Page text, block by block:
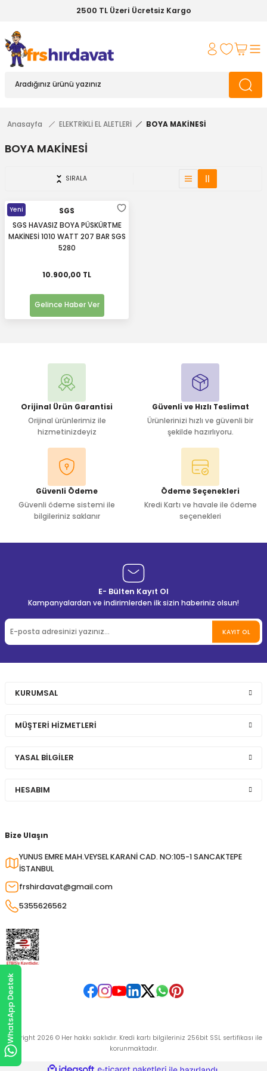
2500 TL Üzeri Ücretsiz Kargo
Anasayfa ELEKTRİKLİ EL ALETLERİ BOYA MAKİNESİ
BOYA MAKİNESİ
SIRALA
Yeni
SGS
SGS HAVASIZ BOYA PÜSKÜRTME
MAKİNESİ 1010 WATT 207 BAR SGS
5280
10.900,00 TL
Gelince Haber Ver
Orijinal Ürün Garantisi
Orijinal ürünlerimiz ile
hizmetinizdeyiz
Güvenli ve Hızlı Teslimat
Ürünlerinizi hızlı ve güvenli bir
şekilde hazırlıyoru.
Güvenli Ödeme
Güvenli ödeme sistemi ile
bilgileriniz saklanır
Ödeme Seçenekleri
Kredi Kartı ve havale ile ödeme
seçenekleri
E- Bülten Kayıt Ol
Kampanyalardan ve indirimlerden ilk sizin haberiniz olsun!
KAYIT OL
Bize Ulaşın
YUNUS EMRE MAH.VEYSEL KARANİ CAD. NO:105-1 SANCAKTEPE
İSTANBUL
frshirdavat@gmail.com
5355626562
KURUMSAL
MÜŞTERİ HİZMETLERİ
YASAL BİLGİLER
HESABIM
Copyright 2026 © Her hakkı saklıdır. Kredi kartı bilgileriniz 256bit SSL sertifikası ile
korunmaktadır.
WhatsApp Destek
ideasoft